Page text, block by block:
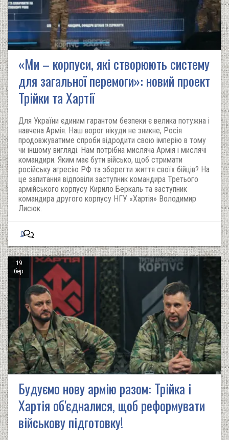
«Ми – корпуси, які створюють систему
для загальної перемоги»: новий проект
Трійки та Хартії
Для України єдиним гарантом безпеки є велика потужна і
навчена Армія. Наш ворог нікуди не зникне, Росія
продовжуватиме спроби відродити свою імперію в тому
чи іншому вигляді. Нам потрібна мисляча Армія і мислячі
командири. Яким має бути військо, щоб стримати
російську агресію РФ та зберегти життя своїх бійців? На
це запитання відповіли заступник командира Третього
армійського корпусу Кирило Беркаль та заступник
командира другого корпусу НГУ «Хартія» Володимир
Лисюк.
0
19
бер
Будуємо нову армію разом: Трійка і
Хартія об'єдналися, щоб реформувати
військову підготовку!